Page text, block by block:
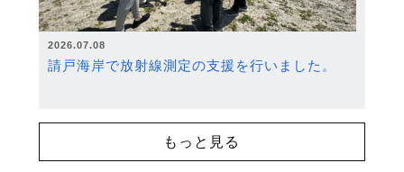
2026.07.08
請戸海岸で放射線測定の支援を行いました。
もっと見る